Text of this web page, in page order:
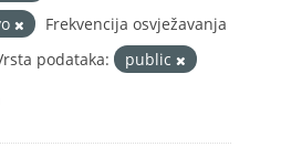
Frekvencija osvježavanja
podataka:
public